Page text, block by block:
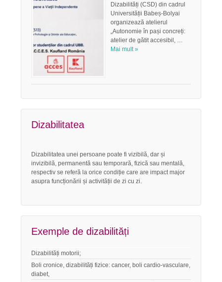
Dizabilități (CSD) din cadrul
Universității Babeș-Bolyai
organizează atelierul
„Autonomie în pași concreți:
atelier de gătit accesibil, …
Mai mult »
Dizabilitatea
Dizabilitatea unei persoane poate fi vizibilă, dar și
invizibilă, permanentă sau temporară, fizică sau mentală,
respectiv se referă la orice condiție care are impact major
asupra funcționării și activității de zi cu zi.
Exemple de dizabilități
Dizabilități motorii;
Boli cronice, dizabilități fizice: cancer, boli cardio-vasculare,
diabet,